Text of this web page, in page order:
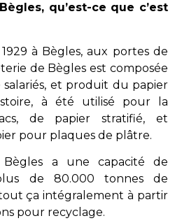
qu’est-ce que c’est
à Bègles, aux portes de
de Bègles est composée
salariés, et produit du papier
à été utilisé pour la
de papier stratifié, et
pour plaques de plâtre.
a une capacité de
de 80.000 tonnes de
ça intégralement à partir
pour recyclage.